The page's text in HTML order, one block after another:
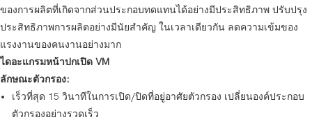
ของการผลิตที่เกิดจากส่วนประกอบทดแทนได้อย่างมีประสิทธิภาพ ปรับปรุง
ประสิทธิภาพการผลิตอย่างมีนัยสำคัญ ในเวลาเดียวกัน ลดความเข้มของ
แรงงานของคนงานอย่างมาก
ไดอะแกรมหน้าปกเปิด VM
ลักษณะตัวกรอง:
เร็วที่สุด 15 วินาทีในการเปิด/ปิดที่อยู่อาศัยตัวกรอง เปลี่ยนองค์ประกอบ
ตัวกรองอย่างรวดเร็ว